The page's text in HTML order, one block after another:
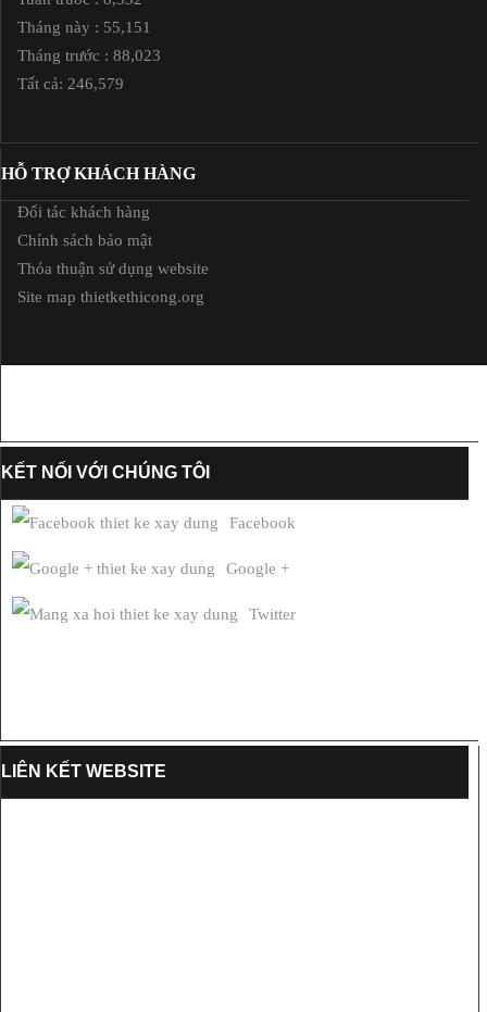
Tháng này : 55,151
Tháng trước : 88,023
Tất cả: 246,579
HỖ TRỢ KHÁCH HÀNG
Đối tác khách hàng
Chính sách bảo mật
Thỏa thuận sử dụng website
Site map thietkethicong.org
KẾT NỐI VỚI CHÚNG TÔI
Facebook
Google +
Twitter
LIÊN KẾT WEBSITE